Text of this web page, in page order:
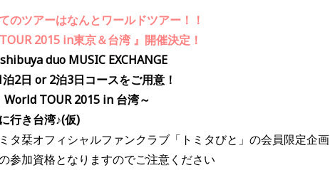
のツアーはなんとワールドツアー！！
2015 in東京＆台湾 』開催決定！
duo MUSIC EXCHANGE
2日 or 2泊3日コースをご用意！
World TOUR 2015 in 台湾～
行き台湾♪(仮)
タ栞オフィシャルファンクラブ「トミタびと」の会員限定企画
参加資格となりますのでご注意ください